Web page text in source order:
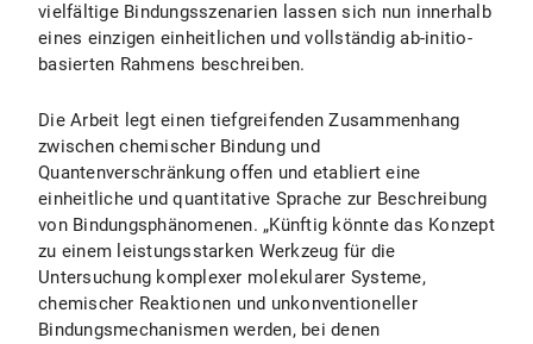
vielfältige Bindungsszenarien lassen sich nun innerhalb
eines einzigen einheitlichen und vollständig ab-initio-
basierten Rahmens beschreiben.
Die Arbeit legt einen tiefgreifenden Zusammenhang
zwischen chemischer Bindung und
Quantenverschränkung offen und etabliert eine
einheitliche und quantitative Sprache zur Beschreibung
von Bindungsphänomenen. „Künftig könnte das Konzept
zu einem leistungsstarken Werkzeug für die
Untersuchung komplexer molekularer Systeme,
chemischer Reaktionen und unkonventioneller
Bindungsmechanismen werden, bei denen